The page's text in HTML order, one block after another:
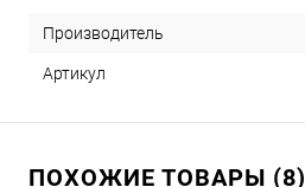
Производитель
Артикул
ПОХОЖИЕ ТОВАРЫ (8)